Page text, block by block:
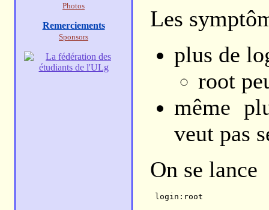
Les
plus de
root
même
veut pas
On se lance
Photos
Remerciements
Sponsors